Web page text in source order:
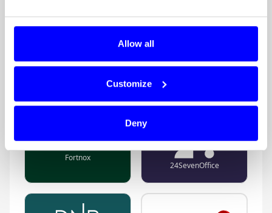
Allow all
Customize
Deny
Trekk ut data for rapportering.
Sømløs integrasjon medeMonkey,Aritma,
Fortnox
24SevenOffice